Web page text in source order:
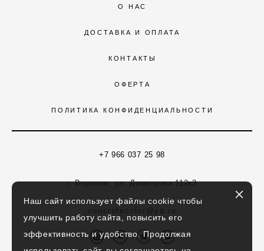
О НАС
ДОСТАВКА И ОПЛАТА
КОНТАКТЫ
ОФЕРТА
ПОЛИТИКА КОНФИДЕНЦИАЛЬНОСТИ
+7 966 037 25 98
г. Воронеж, ул. Димитрова 112к3
concretecolor@ya.ru
Наш сайт использует файлы cookie чтобы
улучшить работу сайта, повысить его
эффективность и удобство. Продолжая